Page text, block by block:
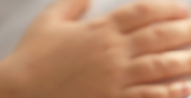
пансионат с лечением «Плёс»
Всероссийской акции «Безопасность
посетила пансионат с лечением «Плёс».
качественный и безопасный отдых, детский
бытовые условия проживания детей,
ремонт двух залов столовой, произведена
защиту от прямых солнечных лучей.